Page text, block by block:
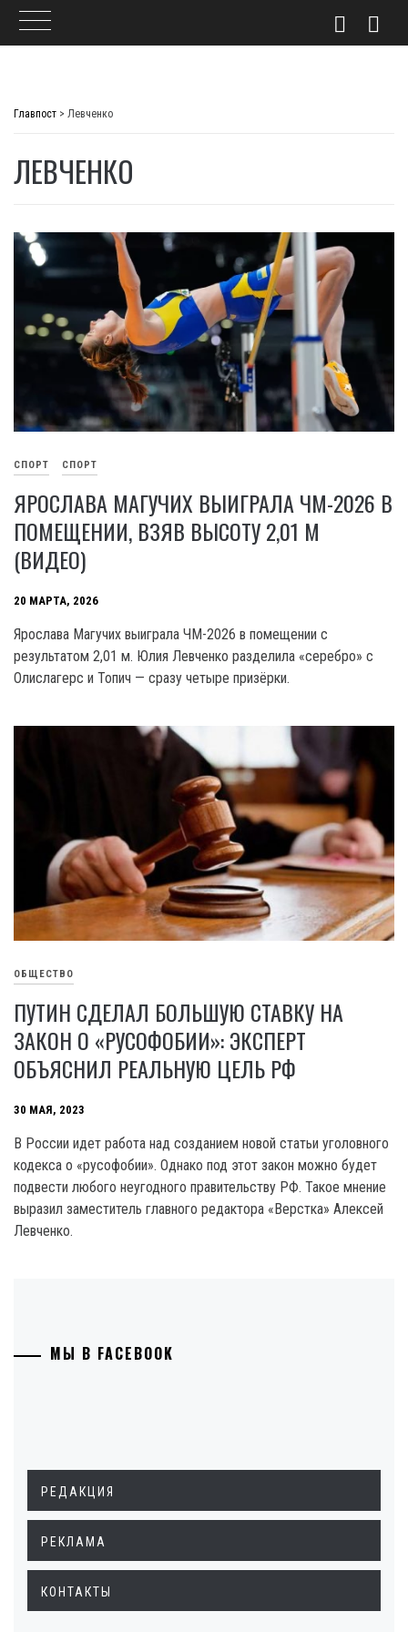
Главпост > Левченко
ЛЕВЧЕНКО
СПОРТ СПОРТ
ЯРОСЛАВА МАГУЧИХ ВЫИГРАЛА ЧМ-2026 В
ПОМЕЩЕНИИ, ВЗЯВ ВЫСОТУ 2,01 М
(ВИДЕО)
20 МАРТА, 2026
Ярослава Магучих выиграла ЧМ-2026 в помещении с
результатом 2,01 м. Юлия Левченко разделила «серебро» с
Олислагерс и Топич — сразу четыре призёрки.
ОБЩЕСТВО
ПУТИН СДЕЛАЛ БОЛЬШУЮ СТАВКУ НА
ЗАКОН О «РУСОФОБИИ»: ЭКСПЕРТ
ОБЪЯСНИЛ РЕАЛЬНУЮ ЦЕЛЬ РФ
30 МАЯ, 2023
В России идет работа над созданием новой статьи уголовного
кодекса о «русофобии». Однако под этот закон можно будет
подвести любого неугодного правительству РФ. Такое мнение
выразил заместитель главного редактора «Верстка» Алексей
Левченко.
МЫ В FACEBOOK
РЕДАКЦИЯ
РЕКЛАМА
КОНТАКТЫ